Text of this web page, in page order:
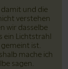
und die
verstehen
wir dasselbe
ein Lichtstrahl
ist.
mache ich
sagen.